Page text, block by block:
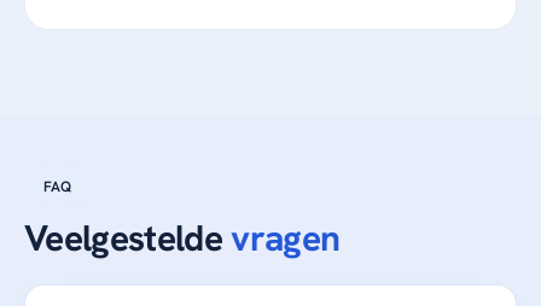
FAQ
Veelgesteldevragen